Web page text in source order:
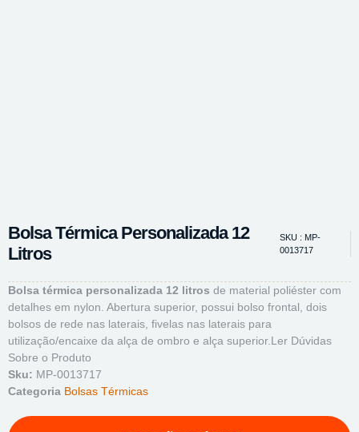
Bolsa Térmica Personalizada 12
Litros
SKU : MP-
0013717
Bolsa térmica personalizada 12 litros de material poliéster com
detalhes em nylon. Abertura superior, possui bolso frontal, dois
bolsos de rede nas laterais, fivelas nas laterais para
utilização/encaixe da alça de ombro e alça superior. Ler Dúvidas
Sobre o Produto
Sku: MP-0013717
Categoria Bolsas Térmicas